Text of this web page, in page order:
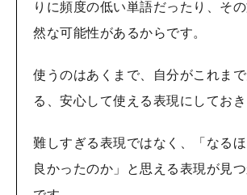
りに頻度の低い単語だったり、そ
然な可能性があるからです。
使うのはあくまで、自分がこれま
る、安心して使える表現にしておき
難しすぎる表現ではなく、「なる
良かったのか」と思える表現が見